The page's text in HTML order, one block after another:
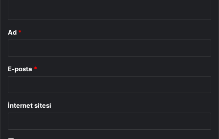
Ad *
E-posta *
İnternet sitesi